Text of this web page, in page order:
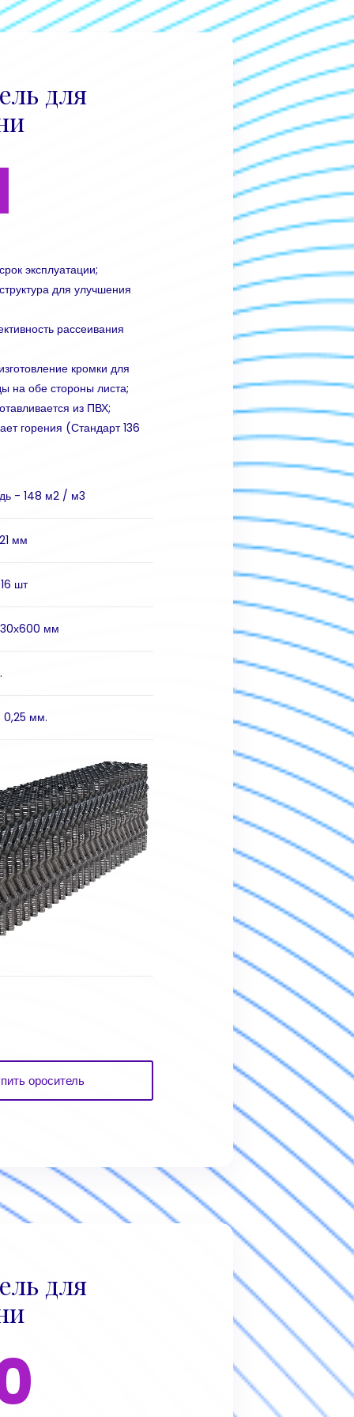
для
эксплуатации;
для улучшения
рассеивания
кромки для
на обе стороны листа;
из ПВХ;
горения (Стандарт 136
- 148 м2 / м3
мм
шт
мм
0,25 мм.
ороситель
для